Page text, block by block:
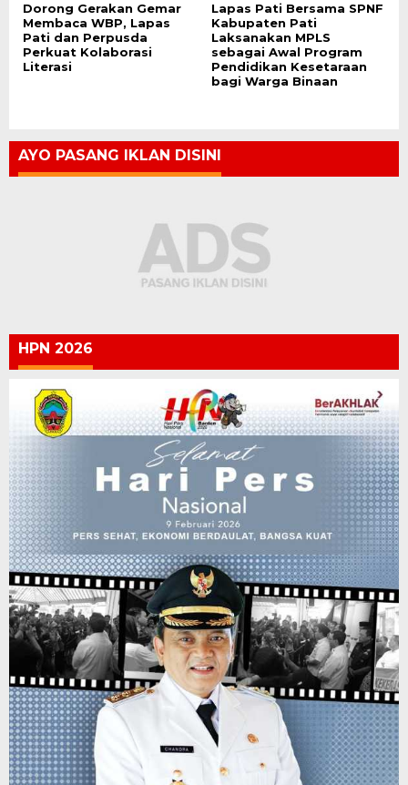
Dorong Gerakan Gemar
Membaca WBP, Lapas
Pati dan Perpusda
Perkuat Kolaborasi
Literasi
Lapas Pati Bersama SPNF
Kabupaten Pati
Laksanakan MPLS
sebagai Awal Program
Pendidikan Kesetaraan
bagi Warga Binaan
AYO PASANG IKLAN DISINI
HPN 2026